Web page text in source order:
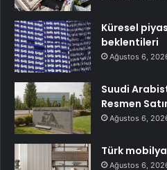
Küresel
beklentileri
Ağustos 6,
Suudi
Resmen
Ağustos 6,
Türk
Ağustos 6,